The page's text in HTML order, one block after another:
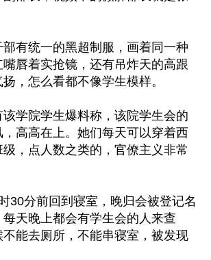
有统一的黑超制服，画着同一种
唇着实抢镜，还有吊炸天的高跟
，怎么看都不像学生模样。
学院学生爆料称，该院学生会的
高高在上。她们每天可以穿着西
，点人数之类的，官僚主义非常
30分前回到寝室，晚归会被登记名
天晚上都会有学生会的人来查
能去厕所，不能串寝室，被发现